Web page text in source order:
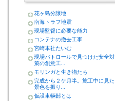
花ヶ島分譲地
南海トラフ地震
現場監督に必要な能力
コンテナの撤去工事
宮崎本社たいむ
現場パトロールで見つけた安全対
策の創意工...
モリンガと生き物たち
完成から２ケ月半。施工中に見た
景色を振り...
仮設車輛部とは